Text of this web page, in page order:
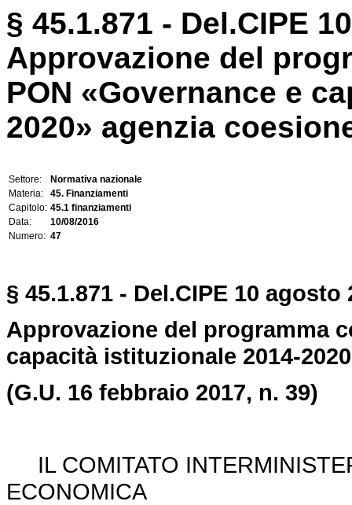
§ 45.1.871 - Del.CIPE
Approvazione del
PON «Governance e
2020» agenzia
Settore:
Normativa nazionale
Materia:
45. Finanziamenti
Capitolo: 45.1 finanziamenti
Data:
10/08/2016
Numero: 47
§ 45.1.871 - Del.CIPE 10 agosto
Approvazione del programma
capacità istituzionale 2014-
(G.U. 16 febbraio 2017, n. 39)
IL COMITATO
ECONOMICA